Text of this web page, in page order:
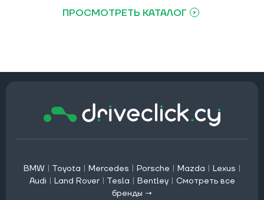
ПРОСМОТРЕТЬ КАТАЛОГ
BMW | Toyota | Mercedes | Porsche | Mazda | Lexus |
Audi | Land Rover | Tesla | Bentley | Смотреть все
бренды →